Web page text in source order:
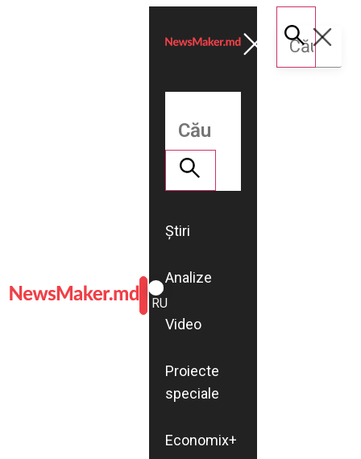
ROMÂNĂ
RU
Știri
Analize
Video
Proiecte
speciale
Economix+